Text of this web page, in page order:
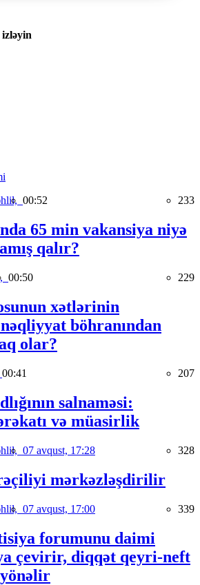
izləyin
00:52 233
65 min vakansiya niyə
qalır?
00:50 229
xətlərinin
böhranından
olar?
00:41 207
salnaməsi:
və müasirlik
07 avqust, 17:28 328
mərkəzləşdirilir
07 avqust, 17:00 339
forumunu daimi
çevirir, diqqət qeyri-neft